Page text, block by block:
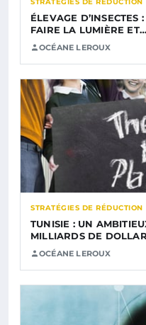
ÉLEVAGE D’INSECTES
FAIRE LA LUMIÈRE ET…
OCÉANE LEROUX
STRATÉGIES DE RÉDUCTION
TUNISIE : UN
MILLIARDS DE
OCÉANE LEROUX